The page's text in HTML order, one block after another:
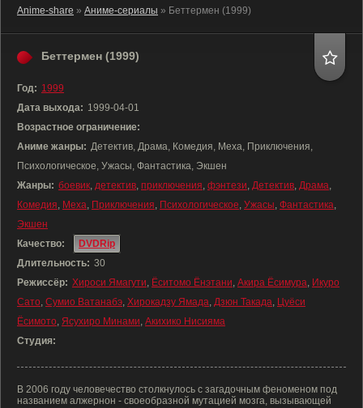
Anime-share » Аниме-сериалы » Беттермен (1999)
Беттермен (1999)
Год: 1999
Дата выхода: 1999-04-01
Возрастное ограничение:
Аниме жанры: Детектив, Драма, Комедия, Меха, Приключения,
Психологическое, Ужасы, Фантастика, Экшен
Жанры: боевик, детектив, приключения, фэнтези, Детектив, Драма,
Комедия, Меха, Приключения, Психологическое, Ужасы, Фантастика,
Экшен
Качество:
DVDRip
Длительность: 30
Режиссёр: Хироси Ямагути, Ёситомо Ёнэтани, Акира Ёсимура, Икуро
Сато, Сумио Ватанабэ, Хирокадзу Ямада, Дзюн Такада, Цуёси
Ёсимото, Ясухиро Минами, Акихико Нисияма
Студия:
В 2006 году человечество столкнулось с загадочным феноменом под
названием алжернон - своеобразной мутацией мозга, вызывающей